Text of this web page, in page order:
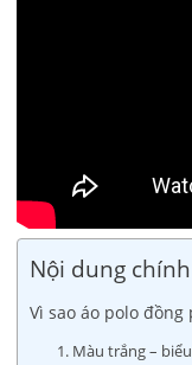
Nội dung chính
Vì sao áo polo
1. Màu trắng –